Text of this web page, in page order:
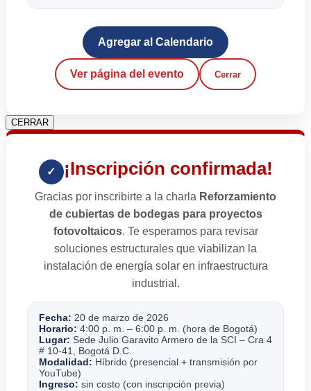
Agregar al Calendario
Ver página del evento Cerrar
CERRAR
✓ ¡Inscripción confirmada!
Gracias por inscribirte a la charla Reforzamiento
de cubiertas de bodegas para proyectos
fotovoltaicos. Te esperamos para revisar
soluciones estructurales que viabilizan la
instalación de energía solar en infraestructura
industrial.
Fecha: 20 de marzo de 2026
Horario: 4:00 p. m. – 6:00 p. m. (hora de Bogotá)
Lugar: Sede Julio Garavito Armero de la SCI – Cra 4
# 10-41, Bogotá D.C.
Modalidad: Híbrido (presencial + transmisión por
YouTube)
Ingreso: sin costo (con inscripción previa)